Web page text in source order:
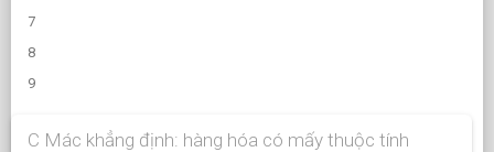
7
8
9
C Mác khẳng định: hàng hóa có mấy thuộc tính